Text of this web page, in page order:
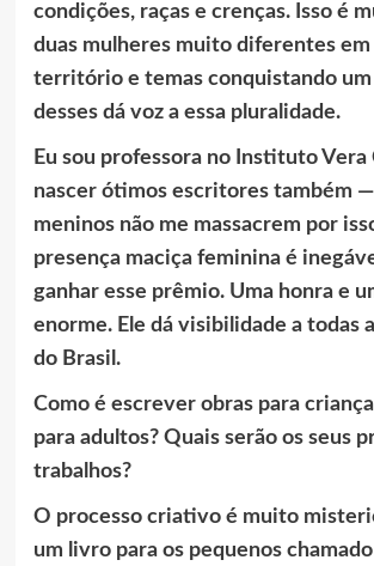
condições, raças e crenças. Isso é
duas mulheres muito diferentes em
território e temas conquistando
desses dá voz a essa pluralidade.
Eu sou professora no Instituto Vera
nascer ótimos escritores também
meninos não me massacrem por
presença maciça feminina é
ganhar esse prêmio. Uma honra e
enorme. Ele dá visibilidade a todas
do Brasil.
Como é escrever obras para
para adultos? Quais serão os seus
trabalhos?
O processo criativo é muito
um livro para os pequenos